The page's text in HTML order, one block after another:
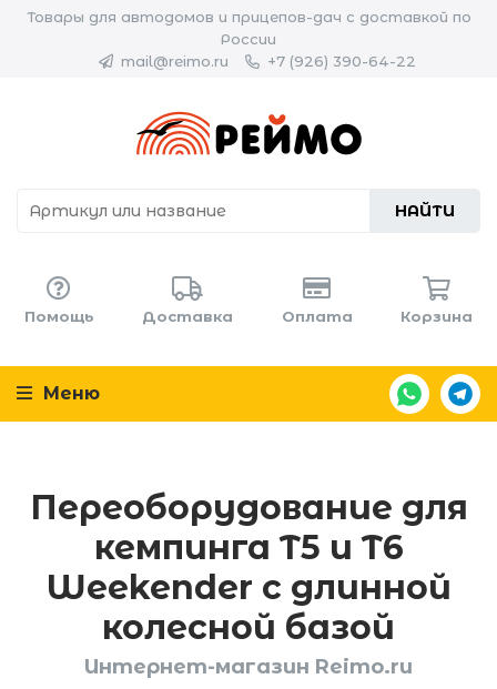
Товары для автодомов и прицепов-дач с доставкой по
России
mail@reimo.ru
+7 (926) 390-64-22
НАЙТИ
Помощь Доставка Оплата Корзина
Меню
Переоборудование для
кемпинга T5 и T6
Weekender с длинной
колесной базой
Интернет-магазин Reimo.ru